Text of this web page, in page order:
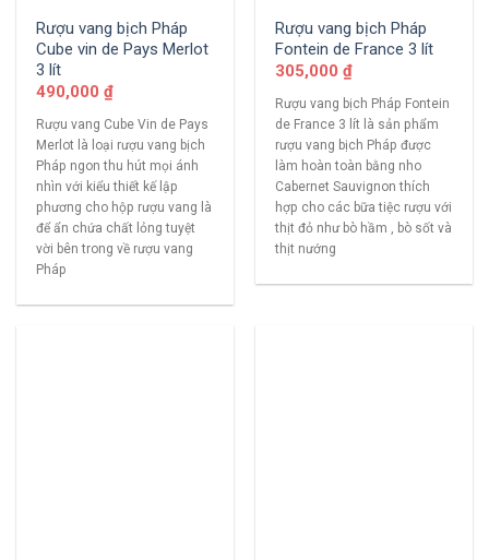
Rượu vang bịch Pháp
Cube vin de Pays Merlot
3 lít
490,000 ₫
Rượu vang Cube Vin de Pays
Merlot là loại rượu vang bịch
Pháp ngon thu hút mọi ánh
nhìn với kiểu thiết kế lập
phương cho hộp rượu vang là
để ẩn chứa chất lỏng tuyệt
vời bên trong về rượu vang
Pháp
Rượu vang bịch Pháp
Fontein de France 3 lít
305,000 ₫
Rượu vang bịch Pháp Fontein
de France 3 lít là sản phẩm
rượu vang bịch Pháp được
làm hoàn toàn bằng nho
Cabernet Sauvignon thích
hợp cho các bữa tiệc rượu với
thịt đỏ như bò hầm , bò sốt và
thịt nướng